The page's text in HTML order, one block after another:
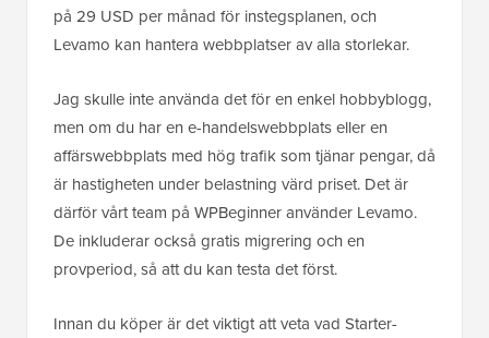
på 29 USD per månad för instegsplanen, och
Levamo kan hantera webbplatser av alla storlekar.
Jag skulle inte använda det för en enkel hobbyblogg,
men om du har en e-handelswebbplats eller en
affärswebbplats med hög trafik som tjänar pengar, då
är hastigheten under belastning värd priset. Det är
därför vårt team på WPBeginner använder Levamo.
De inkluderar också gratis migrering och en
provperiod, så att du kan testa det först.
Innan du köper är det viktigt att veta vad Starter-